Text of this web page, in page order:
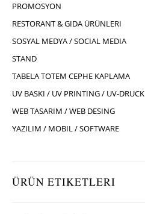
PROMOSYON
RESTORANT & GIDA ÜRÜNLERI
SOSYAL MEDYA / SOCIAL MEDIA
STAND
TABELA TOTEM CEPHE KAPLAMA
UV BASKI / UV PRINTING / UV-DRUCK
WEB TASARIM / WEB DESING
YAZILIM / MOBIL / SOFTWARE
ÜRÜN ETIKETLERI